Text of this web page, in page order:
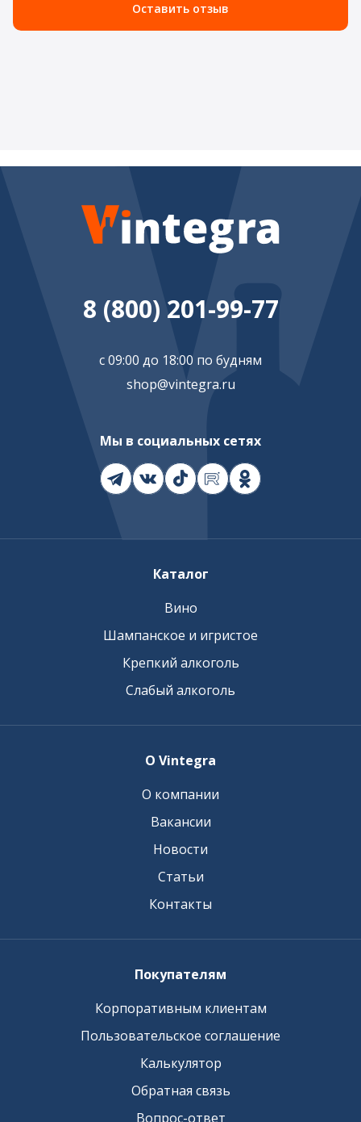
Оставить отзыв
8 (800) 201-99-77
с 09:00 до 18:00 по будням
shop@vintegra.ru
Мы в социальных сетях
Каталог
Вино
Шампанское и игристое
Крепкий алкоголь
Слабый алкоголь
О Vintegra
О компании
Вакансии
Новости
Статьи
Контакты
Покупателям
Корпоративным клиентам
Пользовательское соглашение
Калькулятор
Обратная связь
Вопрос-ответ